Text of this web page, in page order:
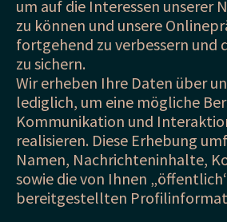
um auf die Interessen unserer
zu können und unsere
fortgehend zu verbessern und
zu sichern.
Wir erheben Ihre Daten über
lediglich, um eine mögliche
Kommunikation und
realisieren. Diese Erhebung
Namen, Nachrichteninhalte,
sowie die von Ihnen
bereitgestellten